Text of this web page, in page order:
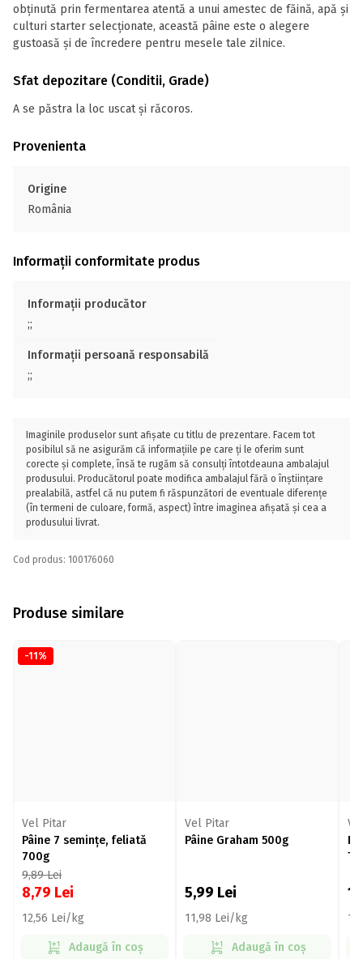
obținută prin fermentarea atentă a unui amestec de făină, apă și
culturi starter selecționate, această pâine este o alegere
gustoasă și de încredere pentru mesele tale zilnice.
Sfat depozitare (Conditii, Grade)
A se păstra la loc uscat și răcoros.
Provenienta
Origine
România
Informații conformitate produs
Informații producător
;;
Informații persoană responsabilă
;;
Imaginile produselor sunt afișate cu titlu de prezentare. Facem tot
posibilul să ne asigurăm că informațiile pe care ți le oferim sunt
corecte și complete, însă te rugăm să consulți întotdeauna ambalajul
produsului. Producătorul poate modifica ambalajul fără o înștiințare
prealabilă, astfel că nu putem fi răspunzători de eventuale diferențe
(în termeni de culoare, formă, aspect) între imaginea afișată și cea a
produsului livrat.
Cod produs: 100176060
Produse similare
-11%
Vel Pitar
Pâine 7 semințe, feliată
700g
9,89Lei
8,79 Lei
12,56 Lei/kg
Adaugă în coș
Vel Pitar
Pâine Graham 500g
5,99 Lei
11,98 Lei/kg
Adaugă în coș